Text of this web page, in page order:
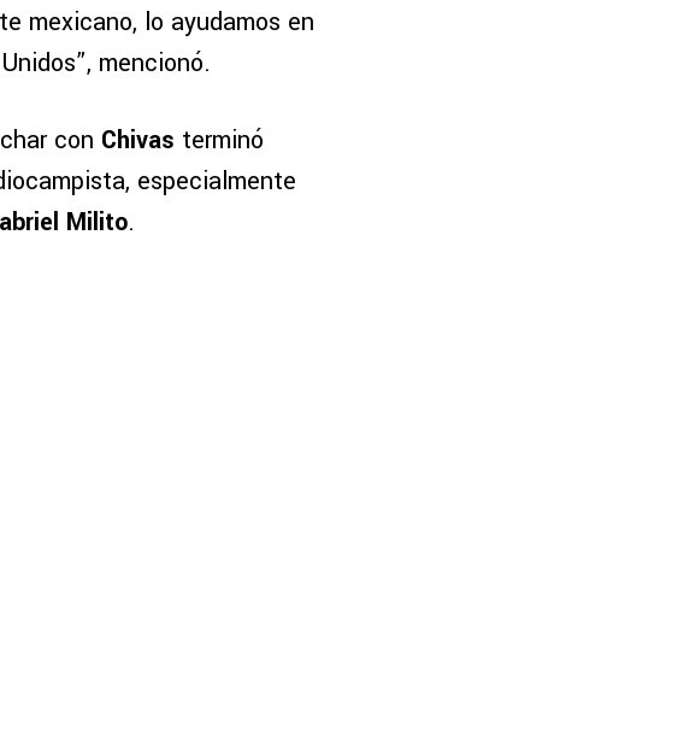
mexicano, lo ayudamos en
mencionó.
con Chivas terminó
especialmente
Milito.